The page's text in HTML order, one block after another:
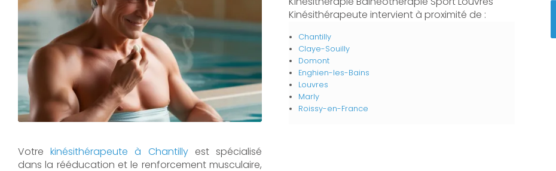
Votrekinésithérapeute à Chantillyest spécialisé
dans la rééducation et le renforcement musculaire,
Kinésithérapeute intervient à proximité de :
Chantilly
Claye-Souilly
Domont
Enghien-les-Bains
Louvres
Marly
Roissy-en-France